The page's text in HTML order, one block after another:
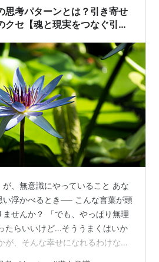
思考パターンとは？引き寄せ
クセ【魂と現実をつなぐ引き
が、無意識にやっていること あな
い浮かべるとき── こんな言葉が頭
せんか？ 「でも、やっぱり無理
たらいいけど…そううまくはいか
が、そんな幸せになれるわけな